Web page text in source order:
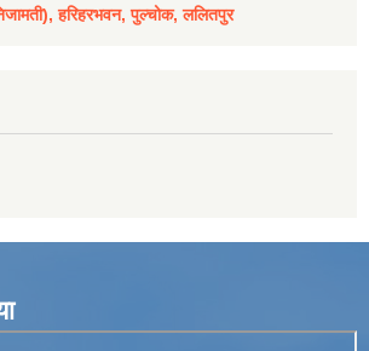
हरिहरभवन, पुल्चोक, ललितपुर